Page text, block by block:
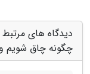
چگونه چاق شویم